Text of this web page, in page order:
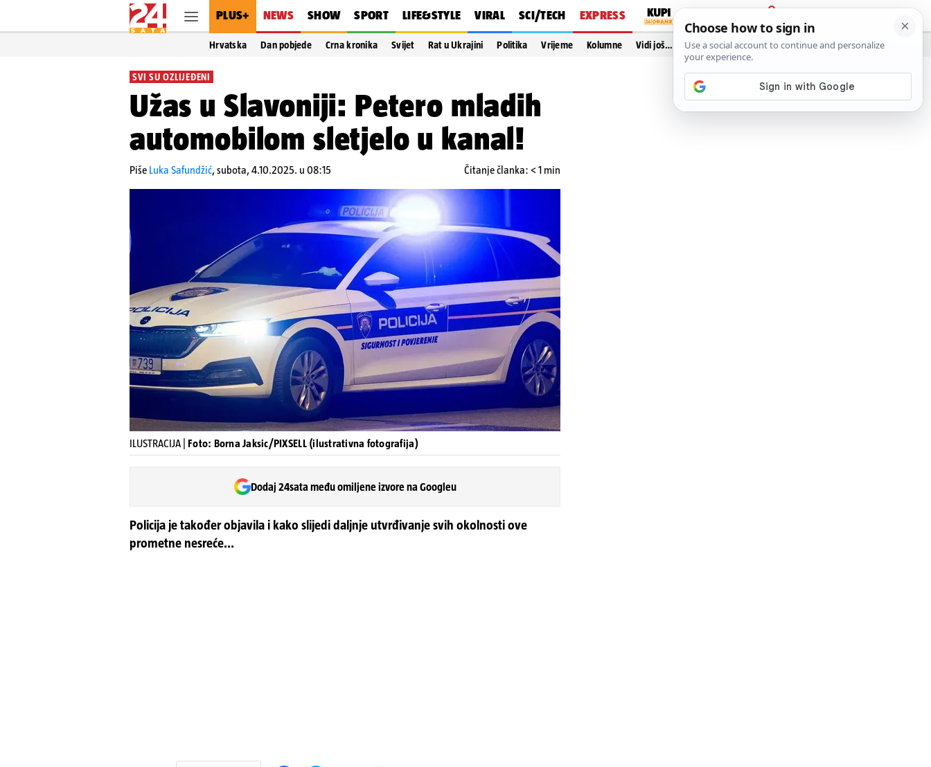
PLUS+ NEWS SHOW SPORT LIFE&STYLE VIRAL SCI/TECH EXPRESS
PRIJAVA
Hrvatska Dan pobjede Crna kronika Svijet Rat u Ukrajini Politika Vrijeme Kolumne Vidi još…
SVI SU OZLIJEĐENI
Užas u Slavoniji: Petero mladih
automobilom sletjelo u kanal!
Piše Luka Safundžić,subota, 4.10.2025. u 08:15 Čitanje članka: < 1 min
ILUSTRACIJA | Foto: Borna Jaksic/PIXSELL (ilustrativna fotografija)
Dodaj 24sata među omiljene izvore na Googleu
Policija je također objavila i kako slijedi daljnje utvrđivanje svih okolnosti ove
prometne nesreće...